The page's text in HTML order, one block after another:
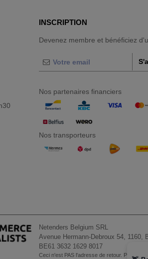
INSCRIPTION
Devenez membre et bénéficiez
Nos partenaires financiers
Nos transporteurs
Netenders Belgium SRL
Avenue Hermann-Debroux 54, 1160,
BE61 3632 1629 8017
Ceci n'est PAS l'adresse de retour. Pour les